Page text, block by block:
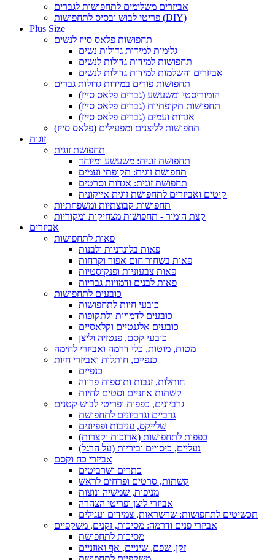
אביזרים משלימים לתחפושות לגברים
פריטי לבוש ובסיס לתחפושות (DIY)
Plus Size
תחפושות פלאס סייז לנשים
גלימות למידות גדולות נשים
תחפושות למידות גדולות לנשים
אביזרים והשלמות למידות גדולות לנשים
תחפושות פורים במידות גדולות גברים
הומוריסטי ומשעשע (גברים פלאס סייז)
תחפושות תקופתיות (גברים פלאס סייז)
אגדות ועמים (גברים פלאס סייז)
תחפושות לליצנים ומפעילים (פלאס סייז)
זוגות
תחפושת זוגית
תחפושת זוגית: משעשע ומיוחד
תחפושת זוגית: תקופתי ועמים
תחפושת זוגית: אגדות וסרטים
קיטים ואביזרים לתחפושת זוגית אייקונית
תחפושות קבוצתיות ומשפחתיות
קצת הומור - תחפושות מצחיקות ומקוריות
אביזרים
פאות לתחפושות
פאות בלונדניות ולבנות
פאות בשחור חום אפור וקרחות
פאות צבעוניות ופנקיסטיות
פאות לבנים ודמויות גבריות
כובעים לתחפושות
כובעי חיות לתחפושות
כובעים לדמויות ולתקופות
כובעים אלגנטיים וקלאסיים
כובעי קסם, פנטזיה וליצן
מטות, מוטות, כלי דרמה ואביזרי לחימה
כנפיים, חותלות ואביזרי חיות
כנפיים
חותלות, זנבות ותוספות פרווה
קשתות אוזניים וסטים לחיות
גרביונים, כפפות ופריטי לבוש קטנים
גרביים וגרביונים לתחפושת
שלייקס, עניבות ופפיונים
כפפות לתחפושות (ארוכות וקצרות)
נעליים, כיסויים וביריות (על הרגל)
אביזרי כח וקסם
כתרים ושרביטים
קשתות, סרטים ופרחים לראש
מניפות, שמשיה ונוצות
אביזרי ליצן ופריטי הצהרה
תכשיטים לתחפושות: שרשראות, צמידים ועגילים
אביזרי פנים ודרמה: מסיכות, זקנים, משקפיים
מסיכות לתחפושת
זקן, שפם, שיניים, אף ואוזניים